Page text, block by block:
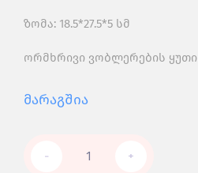
ზომა: 18.5*27.5*5 სმ
ორმხრივი ვობლერების ყუთი
Მარაგშია
- +